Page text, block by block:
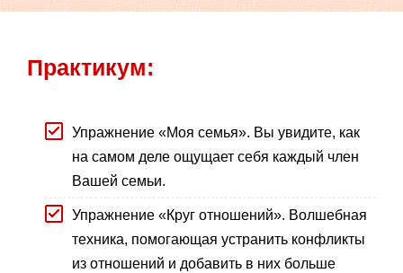
Практикум:
Упражнение «Моя семья». Вы увидите, как
на самом деле ощущает себя каждый член
Вашей семьи.
Упражнение «Круг отношений». Волшебная
техника, помогающая устранить конфликты
из отношений и добавить в них больше